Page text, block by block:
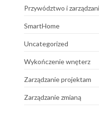
Przywództwo i
SmartHome
Uncategorized
Wykończenie wnęterz
Zarządzanie projektam
Zarządzanie zmianą